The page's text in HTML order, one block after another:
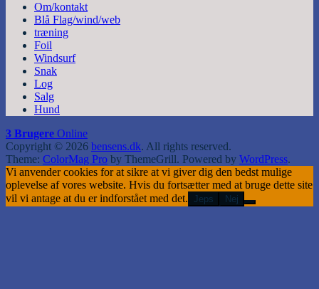
Om/kontakt
Blå Flag/wind/web
træning
Foil
Windsurf
Snak
Log
Salg
Hund
3 Brugere Online
Copyright © 2026 bensens.dk. All rights reserved.
Theme: ColorMag Pro by ThemeGrill. Powered by WordPress.
Vi anvender cookies for at sikre at vi giver dig den bedst mulige
oplevelse af vores website. Hvis du fortsætter med at bruge dette site
vil vi antage at du er indforstået med det. Jeps Nej